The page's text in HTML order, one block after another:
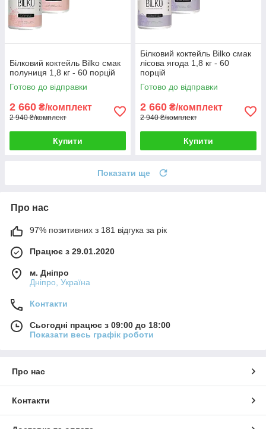
Білковий коктейль Bilko смак
полуниця 1,8 кг - 60 порцій
Готово до відправки
2 660 ₴/комплект
2 940 ₴/комплект
Купити
Білковий коктейль Bilko смак
лісова ягода 1,8 кг - 60
порцій
Готово до відправки
2 660 ₴/комплект
2 940 ₴/комплект
Купити
Показати ще
Про нас
97% позитивних з 181 відгука за рік
Працює з 29.01.2020
м. Дніпро
Дніпро, Україна
Контакти
Сьогодні працює з 09:00 до 18:00
Показати весь графік роботи
Про нас
Контакти